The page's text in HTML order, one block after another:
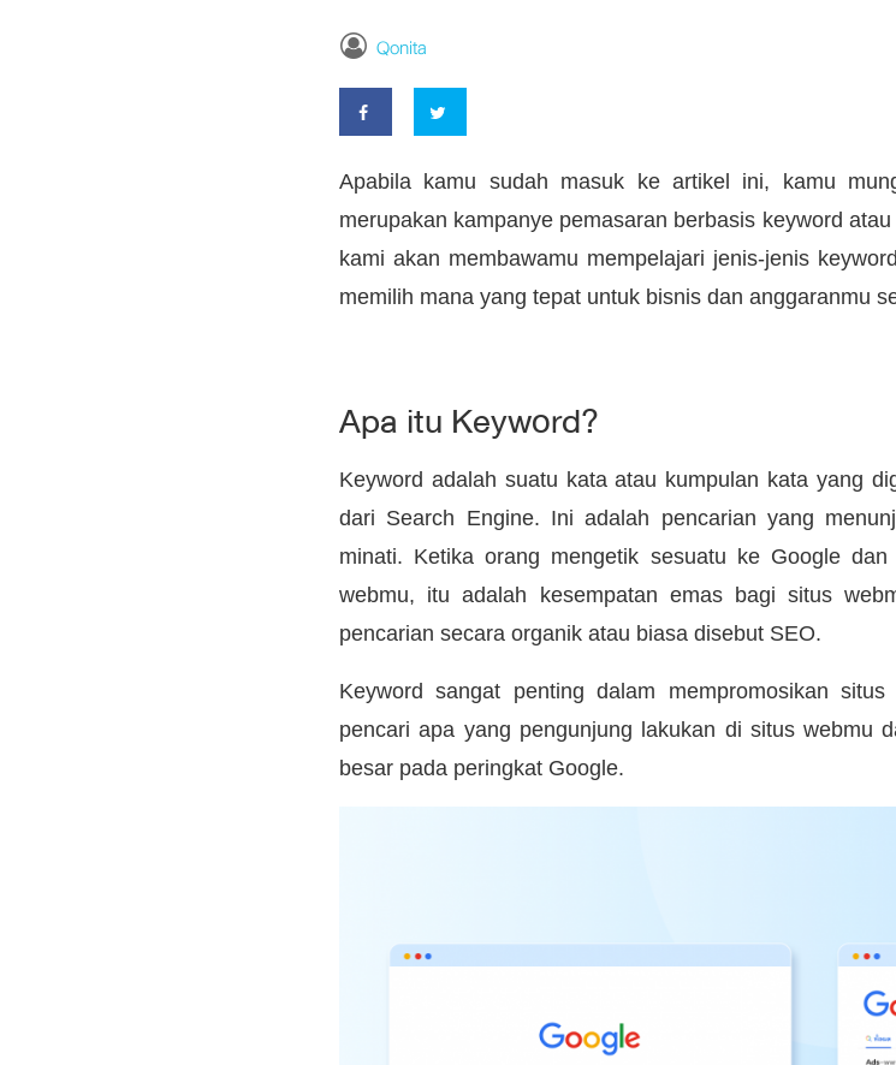
Qonita
Apabila kamu sudah masuk ke artikel ini, kamu
merupakan kampanye pemasaran berbasis keyword
kami akan membawamu mempelajari jenis-jenis
memilih mana yang tepat untuk bisnis dan anggaranmu
Apa itu Keyword?
Keyword adalah suatu kata atau kumpulan kata yang
dari Search Engine. Ini adalah pencarian yang
minati. Ketika orang mengetik sesuatu ke Google
webmu, itu adalah kesempatan emas bagi situs
pencarian secara organik atau biasa disebut SEO.
Keyword sangat penting dalam mempromosikan
pencari apa yang pengunjung lakukan di situs webmu
besar pada peringkat Google.